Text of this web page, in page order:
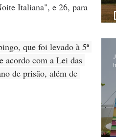
Italiana", e 26, para
que foi levado à 5ª
acordo com a Lei das
de prisão, além de